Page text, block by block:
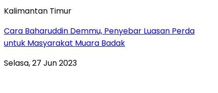
Kalimantan Timur
Cara Baharuddin Demmu, Penyebar Luasan Perda
untuk Masyarakat Muara Badak
Selasa, 27 Jun 2023